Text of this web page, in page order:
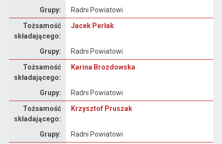
Grupy: Radni Powiatowi
Tożsamość
składającego:
Jacek Perłak
Grupy: Radni Powiatowi
Tożsamość
składającego:
Karina Brozdowska
Grupy: Radni Powiatowi
Tożsamość
składającego:
Krzysztof Pruszak
Grupy: Radni Powiatowi